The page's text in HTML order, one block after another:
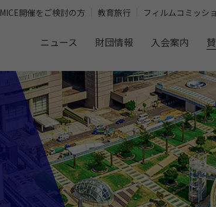
ニュース 財団情報 入会案内
MICE開催をご検討の方 教育旅行 フィルムコミッシ